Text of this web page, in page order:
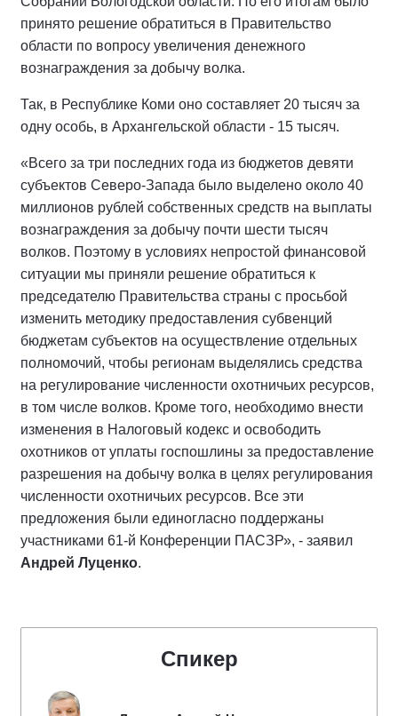
принято решение обратиться в Правительство
области по вопросу увеличения денежного
вознаграждения за добычу волка.
Так, в Республике Коми оно составляет 20 тысяч за
одну особь, в Архангельской области - 15 тысяч.
«Всего за три последних года из бюджетов девяти
субъектов Северо-Запада было выделено около 40
миллионов рублей собственных средств на выплаты
вознаграждения за добычу почти шести тысяч
волков. Поэтому в условиях непростой финансовой
ситуации мы приняли решение обратиться к
председателю Правительства страны с просьбой
изменить методику предоставления субвенций
бюджетам субъектов на осуществление отдельных
полномочий, чтобы регионам выделялись средства
на регулирование численности охотничьих ресурсов,
в том числе волков. Кроме того, необходимо внести
изменения в Налоговый кодекс и освободить
охотников от уплаты госпошлины за предоставление
разрешения на добычу волка в целях регулирования
численности охотничьих ресурсов. Все эти
предложения были единогласно поддержаны
участниками 61-й Конференции ПАСЗР», - заявил
Андрей Луценко.
Спикер